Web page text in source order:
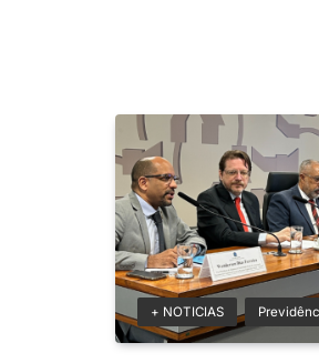
+ NOTICIAS